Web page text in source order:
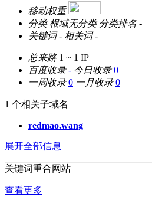
移动权重
分类 根域无分类 分类排名 -
关键词 - 相关词 -
总来路 1 ~ 1 IP
百度收录 - 今日收录 0
一周收录 0 一月收录 0
1 个相关子域名
redmao.wang
展开全部信息
关键词重合网站
查看更多